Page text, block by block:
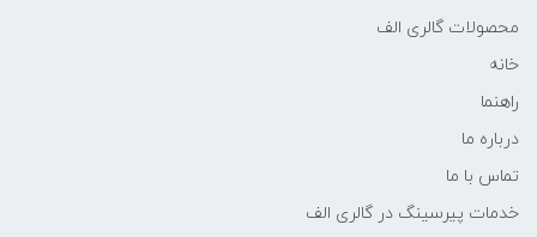
محصولات گالری الف
خانه
راهنما
درباره ما
تماس با ما
خدمات پیرسینگ در گالری الف